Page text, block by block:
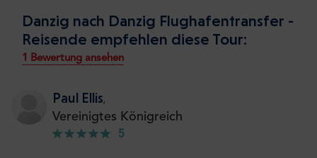
Danzig nach Danzig Flughafentransfer -
Reisende empfehlen diese Tour:
1 Bewertung ansehen
Paul Ellis,
Vereinigtes Königreich
5